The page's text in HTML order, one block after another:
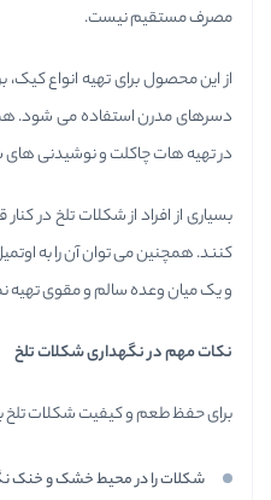
مصرف مستقیم نیست.
از این محصول برای تهیه انواع
دسرهای مدرن استفاده می شود.
در تهیه هات چاکلت و نوشیدنی
بسیاری از افراد از شکلات تلخ در
کنند. همچنین می توان آن را به
و یک میان وعده سالم و مقوی تهیه
نکات مهم در نگهداری شکلات تلخ
برای حفظ طعم و کیفیت شکلات تلخ
شکلات را در محیط خشک و خنک